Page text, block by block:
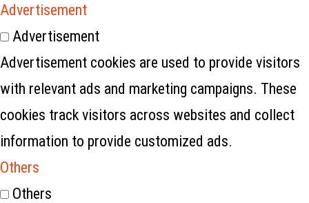
Advertisement
Advertisement
Advertisement cookies are used to provide visitors
with relevant ads and marketing campaigns. These
cookies track visitors across websites and collect
information to provide customized ads.
Others
Others